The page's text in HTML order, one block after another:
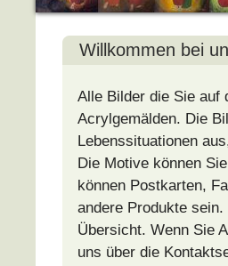
Willkommen bei
Alle Bilder die Sie auf
Acrylgemälden. Die
Lebenssituationen
Die Motive können
können Postkarten,
andere Produkte
Übersicht. Wenn Sie
uns über die